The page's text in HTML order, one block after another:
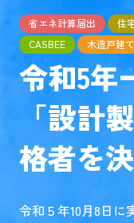
お客様の声
コラム
会社概要
省エネ計算届出 住
CASBEE
木造戸建て
令和5年
「設計
格者を
令和５年10月8日